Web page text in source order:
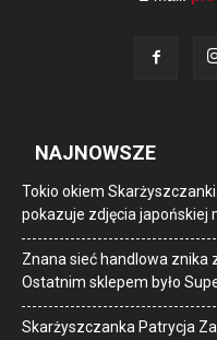
NAJNOWSZE
Tokio okiem
pokazuje zdjęcia japońskiej
Znana sieć handlowa znika
Ostatnim sklepem było
Skarżyszczanka Patrycja